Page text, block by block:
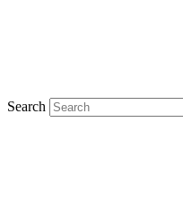
Search